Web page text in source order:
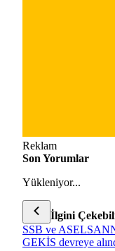
Reklam
Son Yorumlar
Yükleniyor...
İlgini
SSB ve
GEKİS devreye